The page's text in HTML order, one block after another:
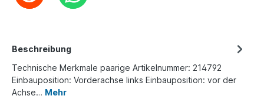
Beschreibung
Technische Merkmale paarige Artikelnummer: 214792
Einbauposition: Vorderachse links Einbauposition: vor der
Achse… Mehr